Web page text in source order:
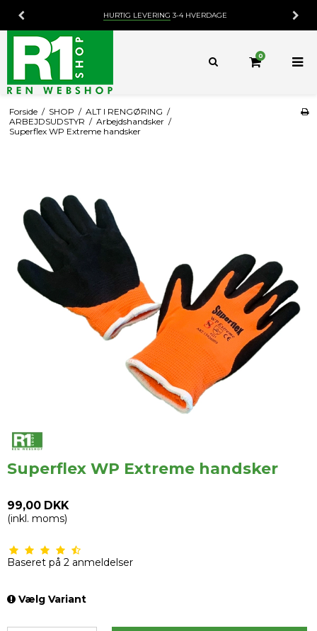
HURTIG LEVERING 3-4 HVERDAGE
0
Forside / SHOP / ALT I RENGØRING /
ARBEJDSUDSTYR / Arbejdshandsker /
Superflex WP Extreme handsker
Superflex WP Extreme handsker
99,00 DKK
(inkl. moms)
Baseret på 2 anmeldelser
Vælg Variant